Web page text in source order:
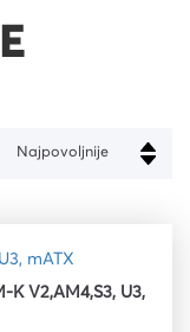
V2,AM4,S3, U3,